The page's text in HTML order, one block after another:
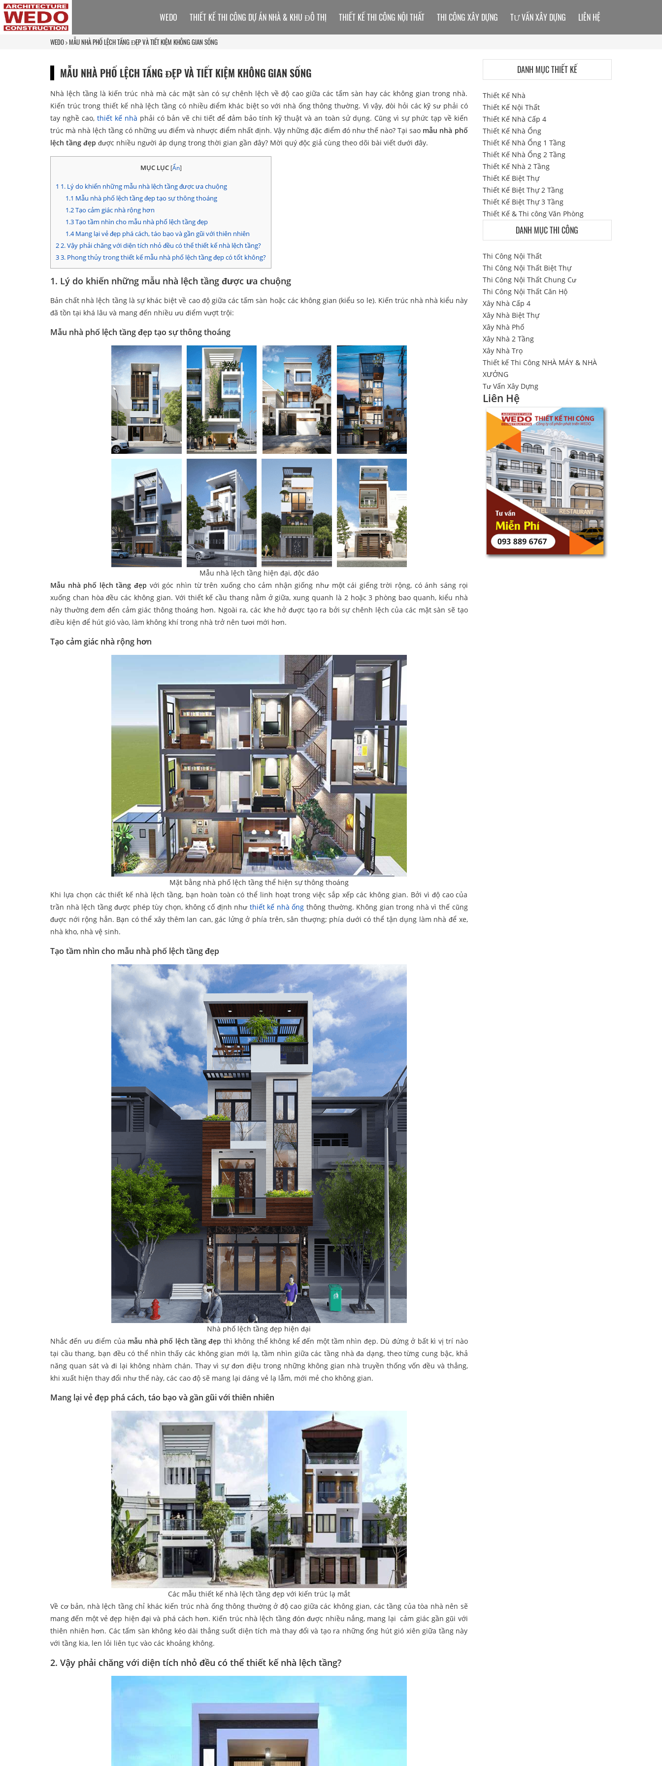
WEDO MẪU NHÀ PHỐ LỆCH TẦNG ĐẸP VÀ TIẾT KIỆM KHÔNG GIAN SỐNG
MẪU NHÀ PHỐ LỆCH TẦNG ĐẸP VÀ TIẾT KIỆM KHÔNG GIAN SỐNG
Nhà lệch tầng là kiến trúc nhà mà các mặt sàn có sự chênh lệch về độ cao giữa các tấm sàn hay các không gian trong nhà.
Kiến trúc trong thiết kế nhà lệch tầng có nhiều điểm khác biệt so với nhà ống thông thường. Vì vậy, đòi hỏi các kỹ sư phải có
tay nghề cao, thiết kế nhà phải có bản vẽ chi tiết để đảm bảo tính kỹ thuật và an toàn sử dụng. Cũng vì sự phức tạp về kiến
trúc mà nhà lệch tầng có những ưu điểm và nhược điểm nhất định. Vậy những đặc điểm đó như thế nào? Tại sao mẫu nhà phố
lệch tầng đẹp được nhiều người áp dụng trong thời gian gần đây? Mời quý độc giả cùng theo dõi bài viết dưới đây.
MỤC LỤC [Ẩn]
1 1. Lý do khiến những mẫu nhà lệch tầng được ưa chuộng
1.1 Mẫu nhà phố lệch tầng đẹp tạo sự thông thoáng
1.2Tạo cảm giác nhà rộng hơn
1.3Tạo tầm nhìn cho mẫu nhà phố lệch tầng đẹp
1.4Mang lại vẻ đẹp phá cách, táo bạo và gần gũi với thiên nhiên
22. Vậy phải chăng với diện tích nhỏ đều có thể thiết kế nhà lệch tầng?
33. Phong thủy trong thiết kế mẫu nhà phố lệch tầng đẹp có tốt không?
1. Lý do khiến những mẫu nhà lệch tầng được ưa chuộng
Bản chất nhà lệch tầng là sự khác biệt về cao độ giữa các tấm sàn hoặc các không gian (kiểu so le). Kiến trúc nhà nhà kiểu này
đã tồn tại khá lâu và mang đến nhiều ưu điểm vượt trội:
Mẫu nhà phố lệch tầng đẹp tạo sự thông thoáng
Mẫu nhà lệch tầng hiện đại, độc đáo
Mẫu nhà phố lệch tầng đẹp với góc nhìn từ trên xuống cho cảm nhận giống như một cái giếng trời rộng, có ánh sáng rọi
xuống chan hòa đều các không gian. Với thiết kế cầu thang nằm ở giữa, xung quanh là 2 hoặc 3 phòng bao quanh, kiểu nhà
này thường đem đến cảm giác thông thoáng hơn. Ngoài ra, các khe hở được tạo ra bởi sự chênh lệch của các mặt sàn sẽ tạo
điều kiện để hút gió vào, làm không khí trong nhà trở nên tươi mới hơn.
Tạo cảm giác nhà rộng hơn
Mặt bằng nhà phố lệch tầng thể hiện sự thông thoáng
Khi lựa chọn các thiết kế nhà lệch tầng, bạn hoàn toàn có thể linh hoạt trong việc sắp xếp các không gian. Bởi vì độ cao của
trần nhà lệch tầng được phép tùy chọn, không cố định như thiết kế nhà ống thông thường. Không gian trong nhà vì thế cũng
được nới rộng hẳn. Bạn có thể xây thêm lan can, gác lửng ở phía trên, sân thượng; phía dưới có thể tận dụng làm nhà để xe,
nhà kho, nhà vệ sinh.
Tạo tầm nhìn cho mẫu nhà phố lệch tầng đẹp
Nhà phố lệch tầng đẹp hiện đại
Nhắc đến ưu điểm của mẫu nhà phố lệch tầng đẹp thì không thể không kể đến một tầm nhìn đẹp. Dù đứng ở bất kì vị trí nào
tại cầu thang, bạn đều có thể nhìn thấy các không gian mới lạ, tầm nhìn giữa các tầng nhà đa dạng, theo từng cung bậc, khả
năng quan sát và đi lại không nhàm chán. Thay vì sự đơn điệu trong những không gian nhà truyền thống vốn đều và thẳng,
khi xuất hiện thay đổi như thế này, các cao độ sẽ mang lại dáng vẻ lạ lẫm, mới mẻ cho không gian.
Mang lại vẻ đẹp phá cách, táo bạo và gần gũi với thiên nhiên
Các mẫu thiết kế nhà lệch tầng đẹp với kiến trúc lạ mắt
Về cơ bản, nhà lệch tầng chỉ khác kiến trúc nhà ống thông thường ở độ cao giữa các không gian, các tầng của tòa nhà nên sẽ
mang đến một vẻ đẹp hiện đại và phá cách hơn. Kiến trúc nhà lệch tầng đón được nhiều nắng, mang lại cảm giác gần gũi với
thiên nhiên hơn. Các tấm sàn không kéo dài thẳng suốt diện tích mà thay đổi và tạo ra những ống hút gió xiên giữa tầng này
với tầng kia, len lỏi liên tục vào các khoảng không.
2. Vậy phải chăng với diện tích nhỏ đều có thể thiết kế nhà lệch tầng?
WEDO THIẾT KẾ THI CÔNG DỰ ÁN NHÀ & KHU ĐÔ THỊ THIẾT KẾ THI CÔNG NỘI THẤT THI CÔNG XÂY DỰNG TƯ VẤN XÂY DỰNG LIÊN HỆ
DANH MỤC THIẾT KẾ
Thiết Kế Nhà
Thiết Kế Nội Thất
Thiết Kế Nhà Cấp 4
Thiết Kế Nhà Ống
Thiết Kế Nhà Ống 1 Tầng
Thiết Kế Nhà Ống 2 Tầng
Thiết Kế Nhà 2 Tầng
Thiết Kế Biệt Thự
Thiết Kế Biệt Thự 2 Tầng
Thiết Kế Biệt Thự 3 Tầng
Thiết Kế & Thi công Văn Phòng
DANH MỤC THI CÔNG
Thi Công Nội Thất
Thi Công Nội Thất Biệt Thự
Thi Công Nội Thất Chung Cư
Thi Công Nội Thất Căn Hộ
Xây Nhà Cấp 4
Xây Nhà Biệt Thự
Xây Nhà Phố
Xây Nhà 2 Tầng
Xây Nhà Trọ
Thiết kế Thi Công NHÀ MÁY & NHÀ
XƯỞNG
Tư Vấn Xây Dựng
Liên Hệ